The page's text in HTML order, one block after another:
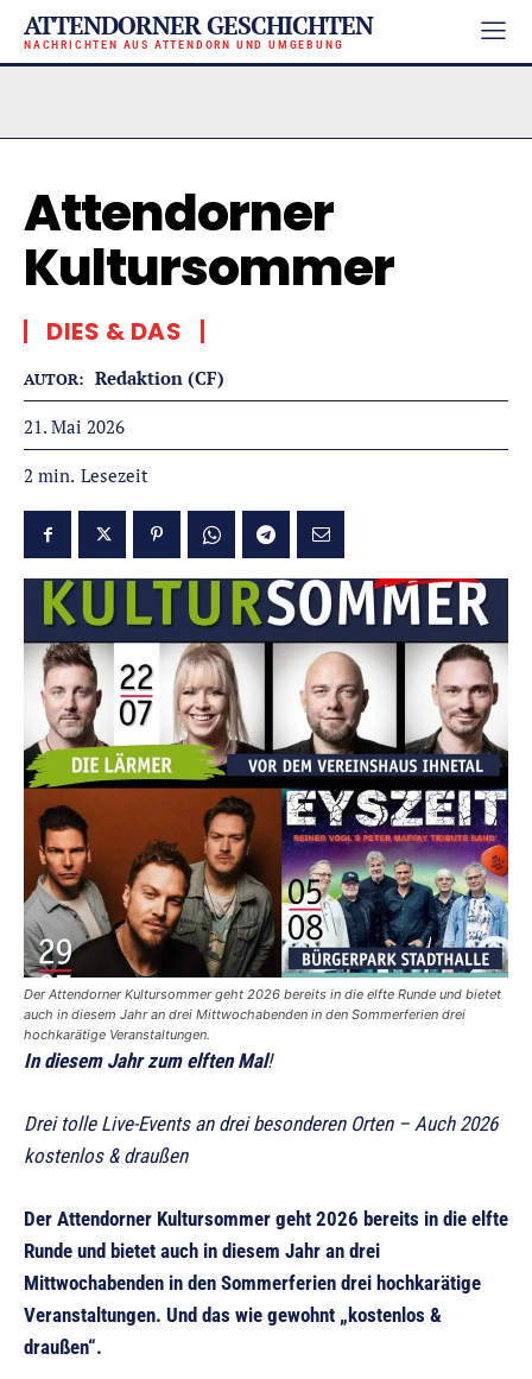
ATTENDORNER GESCHICHTEN
NACHRICHTEN AUS ATTENDORN UND UMGEBUNG
Attendorner
Kultursommer
DIES & DAS
AUTOR: Redaktion (CF)
21. Mai 2026
2 min. Lesezeit
Der Attendorner Kultursommer geht 2026 bereits in die elfte Runde und bietet
auch in diesem Jahr an drei Mittwochabenden in den Sommerferien drei
hochkarätige Veranstaltungen.
In diesem Jahr zum elften Mal!
Drei tolle Live-Events an drei besonderen Orten – Auch 2026
kostenlos & draußen
Der Attendorner Kultursommer geht 2026 bereits in die elfte
Runde und bietet auch in diesem Jahr an drei
Mittwochabenden in den Sommerferien drei hochkarätige
Veranstaltungen. Und das wie gewohnt „kostenlos &
draußen“.